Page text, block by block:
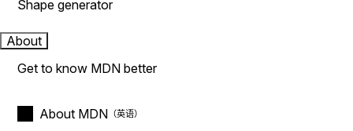
Shape generator
About
Get to know MDN better
About MDN